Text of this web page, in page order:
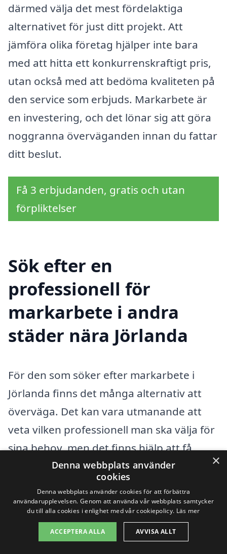
därmed välja det mest fördelaktiga
alternativet för just ditt projekt. Att
jämföra olika företag hjälper inte bara
med att hitta ett konkurrenskraftigt pris,
utan också med att bedöma kvaliteten på
den service som erbjuds. Markarbete är
en investering, och det lönar sig att göra
noggranna överväganden innan du fattar
ditt beslut.
Få 3 erbjudanden, gratis och utan
förpliktelser
Sök efter en
professionell för
markarbete i andra
städer nära Jörlanda
För den som söker efter markarbete i
Jörlanda finns det många alternativ att
överväga. Det kan vara utmanande att
veta vilken professionell man ska välja för
sina behov, men det finns hjälp att få.
Markarbete kan omfatta en rad olika
tjänster, inklusive grävning, jordfräsning
och landskapsarbete. Oavsett vilket
projekt du har i åtanke, kan en erfaren
entreprenör göra en stor skillnad i
×
Denna webbplats använder
cookies
Denna webbplats använder cookies för att förbättra
användarupplevelsen. Genom att använda vår webbplats samtycker
du till alla cookies i enlighet med vår cookiepolicy. Läs mer
ACCEPTERA ALLA AVVISA ALLT